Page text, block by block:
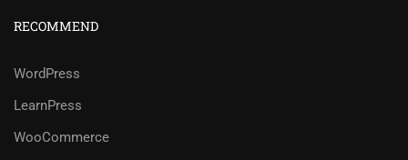
RECOMMEND
WordPress
LearnPress
WooCommerce